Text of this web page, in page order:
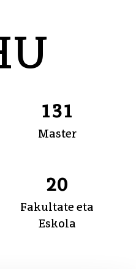
131
Master
20
Fakultate eta
Eskola